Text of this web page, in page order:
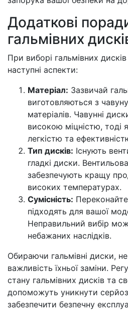
Додаткові
гальмівних
При виборі гальмівних
наступні аспекти:
Матеріал: Зазвичай
виготовляються з
матеріалів. Чавунні
високою міцністю, тоді
легкістю та
Тип дисків: Існують
гладкі диски.
забезпечують кращу
високих температурах.
Сумісність:
підходять для вашої
Неправильний вибір
небажаних наслідків.
Обираючи гальмівні диски,
важливість їхньої заміни.
стану гальмівних дисків та
допоможуть уникнути
забезпечити безпечну